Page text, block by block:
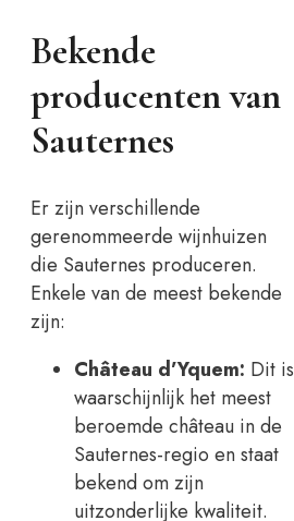
Bekende
producenten van
Sauternes
Er zijn verschillende
gerenommeerde wijnhuizen
die Sauternes produceren.
Enkele van de meest bekende
zijn:
Château d’Yquem: Dit is
waarschijnlijk het meest
beroemde château in de
Sauternes-regio en staat
bekend om zijn
uitzonderlijke kwaliteit.